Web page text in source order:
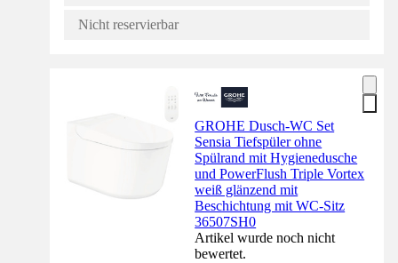
Nicht reservierbar
GROHE Dusch-WC Set
Sensia Tiefspüler ohne
Spülrand mit Hygienedusche
und PowerFlush Triple Vortex
weiß glänzend mit
Beschichtung mit WC-Sitz
36507SH0
Artikel wurde noch nicht
bewertet.